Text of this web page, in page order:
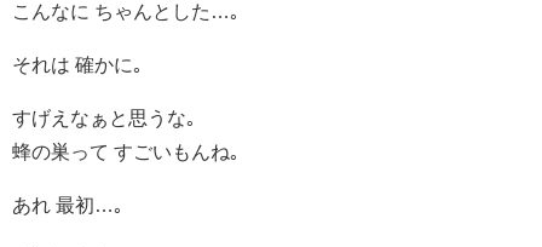
こんなに ちゃんとした…｡
それは 確かに｡
すげえなぁと思うな｡
蜂の巣って すごいもんね｡
あれ 最初…｡